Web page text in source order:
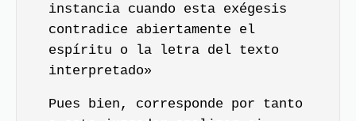
instancia cuando esta exégesis
contradice abiertamente el
espíritu o la letra del texto
interpretado»
Pues bien, corresponde por tanto